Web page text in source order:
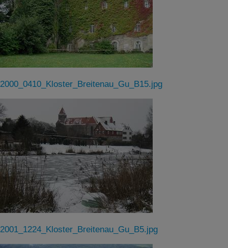
2000_0410_Kloster_Breitenau_Gu_B15.jpg
2001_1224_Kloster_Breitenau_Gu_B5.jpg